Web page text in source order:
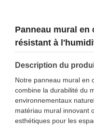
Panneau mural en
résistant à
Description du
Notre panneau mural en
combine la durabilité du
environnementaux
matériau mural innovant
esthétiques pour les